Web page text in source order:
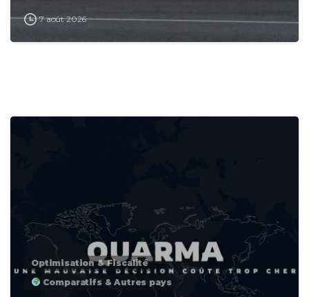
7 août 2026
Optimisation & Fiscalité
Comparatifs & Autres pays